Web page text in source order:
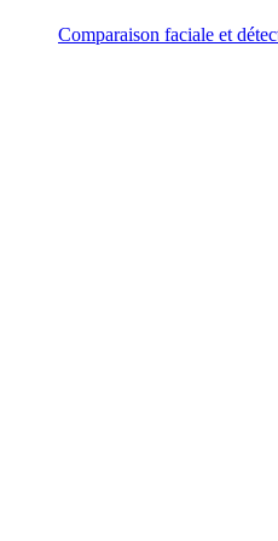
Comparaison faciale et